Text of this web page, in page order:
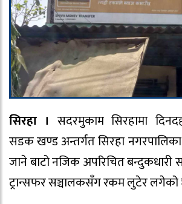
सिरहा । सदरमुकाम सिरहामा
सडक खण्ड अन्तर्गत सिरहा नगरपालिका
जाने बाटो नजिक अपरिचित
ट्रान्सफर सञ्चालकसँग रकम लुटेर लगेको